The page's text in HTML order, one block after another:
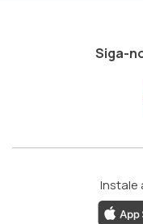
Siga-
Instale